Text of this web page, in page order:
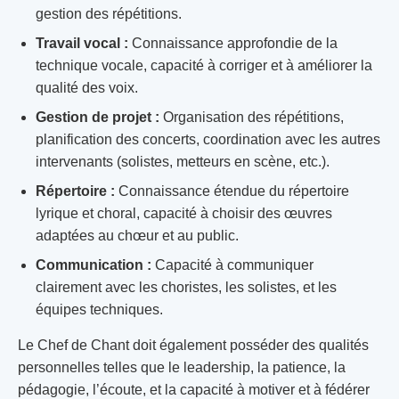
gestion des répétitions.
Travail vocal : Connaissance approfondie de la
technique vocale, capacité à corriger et à améliorer la
qualité des voix.
Gestion de projet : Organisation des répétitions,
planification des concerts, coordination avec les autres
intervenants (solistes, metteurs en scène, etc.).
Répertoire : Connaissance étendue du répertoire
lyrique et choral, capacité à choisir des œuvres
adaptées au chœur et au public.
Communication : Capacité à communiquer
clairement avec les choristes, les solistes, et les
équipes techniques.
Le Chef de Chant doit également posséder des qualités
personnelles telles que le leadership, la patience, la
pédagogie, l’écoute, et la capacité à motiver et à fédérer